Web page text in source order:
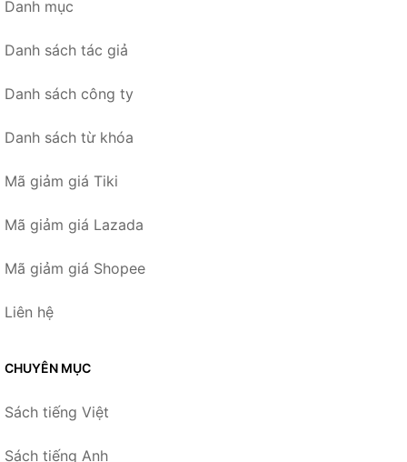
Danh mục
Danh sách tác giả
Danh sách công ty
Danh sách từ khóa
Mã giảm giá Tiki
Mã giảm giá Lazada
Mã giảm giá Shopee
Liên hệ
CHUYÊN MỤC
Sách tiếng Việt
Sách tiếng Anh